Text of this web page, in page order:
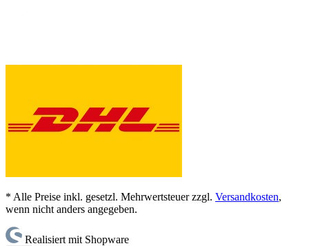
* Alle Preise inkl. gesetzl. Mehrwertsteuer zzgl. Versandkosten,
wenn nicht anders angegeben.
Realisiert mit Shopware